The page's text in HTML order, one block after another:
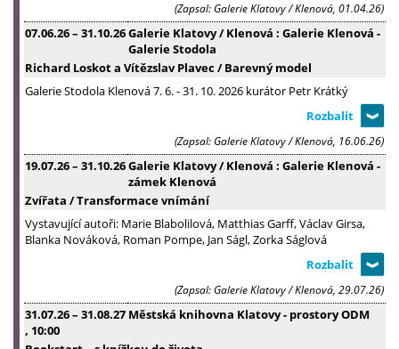
(Zapsal: Galerie Klatovy / Klenová, 01.04.26)
07.06.26– 31.10.26Galerie Klatovy / Klenová : Galerie Klenová -
Galerie Stodola
Richard Loskot a Vítězslav Plavec / Barevný model
Galerie Stodola Klenová 7. 6. - 31. 10. 2026 kurátor Petr Krátký
(Zapsal: Galerie Klatovy / Klenová, 16.06.26)
19.07.26– 31.10.26Galerie Klatovy / Klenová : Galerie Klenová -
zámek Klenová
Zvířata / Transformace vnímání
Vystavující autoři: Marie Blabolilová, Matthias Garff, Václav Girsa,
Blanka Nováková, Roman Pompe, Jan Ságl, Zorka Ságlová
(Zapsal: Galerie Klatovy / Klenová, 29.07.26)
31.07.26– 31.08.27
, 10:00
Městská knihovna Klatovy - prostory ODM